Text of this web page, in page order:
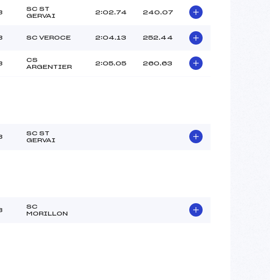
SC ST
GERVAI
2:02.74 240.07
SC VEROCE 2:04.13 252.44
CS
ARGENTIER
2:05.05 260.63
SC ST
GERVAI
SC
MORILLON